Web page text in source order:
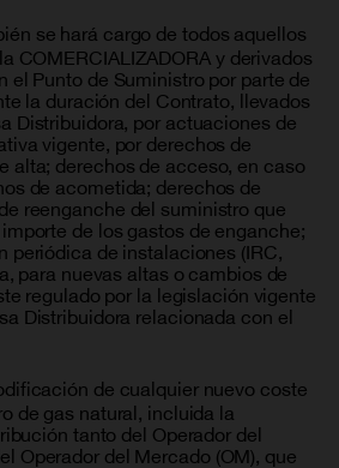
se hará cargo de todos aquellos
COMERCIALIZADORA y derivados
el Punto de Suministro por parte de
la duración del Contrato, llevados
Distribuidora, por actuaciones de
vigente, por derechos de
alta; derechos de acceso, en caso
de acometida; derechos de
reenganche del suministro que
de los gastos de enganche;
periódica de instalaciones (IRC,
para nuevas altas o cambios de
regulado por la legislación vigente
Distribuidora relacionada con el
de cualquier nuevo coste
de gas natural, incluida la
tanto del Operador del
Operador del Mercado (OM), que